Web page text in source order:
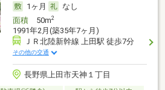
1ヶ月
なし
面積50m2
1991年2月(築35年7ヶ月)
ＪＲ北陸新幹線 上田駅 徒歩7分
その他の交通
長野県上田市天神１丁目